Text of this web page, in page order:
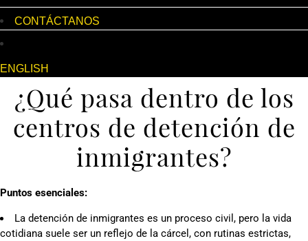
CONTÁCTANOS
ENGLISH
¿Qué pasa dentro de los
centros de detención de
inmigrantes?
Puntos esenciales:
La detención de inmigrantes es un proceso civil, pero la vida
cotidiana suele ser un reflejo de la cárcel, con rutinas estrictas,